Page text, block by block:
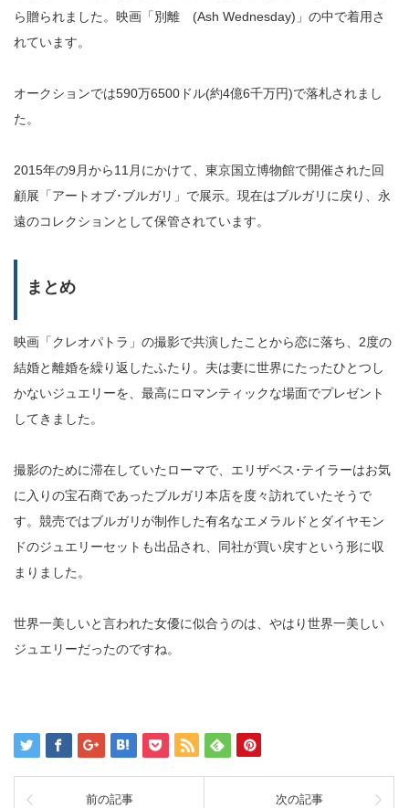
ら贈られました。映画「別離 (Ash Wednesday)」の中で着用さ
れています。
オークションでは590万6500ドル(約4億6千万円)で落札されまし
た。
2015年の9月から11月にかけて、東京国立博物館で開催された回
顧展「アートオブ･ブルガリ」で展示。現在はブルガリに戻り、永
遠のコレクションとして保管されています。
まとめ
映画「クレオパトラ」の撮影で共演したことから恋に落ち、2度の
結婚と離婚を繰り返したふたり。夫は妻に世界にたったひとつし
かないジュエリーを、最高にロマンティックな場面でプレゼント
してきました。
撮影のために滞在していたローマで、エリザベス･テイラーはお気
に入りの宝石商であったブルガリ本店を度々訪れていたそうで
す。競売ではブルガリが制作した有名なエメラルドとダイヤモン
ドのジュエリーセットも出品され、同社が買い戻すという形に収
まりました。
世界一美しいと言われた女優に似合うのは、やはり世界一美しい
ジュエリーだったのですね。
前の記事 次の記事